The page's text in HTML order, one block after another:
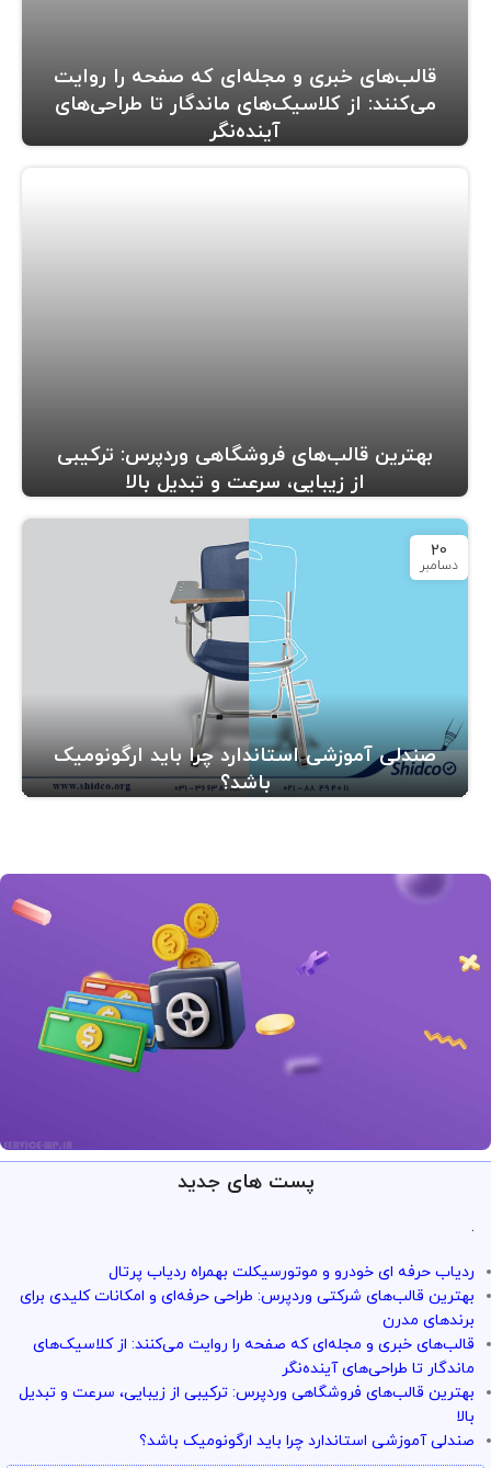
قالب‌های خبری و مجله‌ای که صفحه را روایت
می‌کنند: از کلاسیک‌های ماندگار تا طراحی‌های
آینده‌نگر
بهترین قالب‌های فروشگاهی وردپرس: ترکیبی
از زیبایی، سرعت و تبدیل بالا
20
دسامبر
صندلی آموزشی استاندارد چرا باید ارگونومیک
باشد؟
با خیال راحت میتونی از خدمات و سرویس ها استفاده کنی
پست های جدید
.
ردیاب حرفه ای خودرو و موتورسیکلت بهمراه ردیاب پرتال
بهترین قالب‌های شرکتی وردپرس: طراحی حرفه‌ای و امکانات کلیدی برای
برندهای مدرن
قالب‌های خبری و مجله‌ای که صفحه را روایت می‌کنند: از کلاسیک‌های
ماندگار تا طراحی‌های آینده‌نگر
بهترین قالب‌های فروشگاهی وردپرس: ترکیبی از زیبایی، سرعت و تبدیل
بالا
صندلی آموزشی استاندارد چرا باید ارگونومیک باشد؟